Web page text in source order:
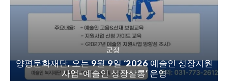
군정
양평문화재단, 오는 9월 9일 ‘2026 예술인 성장지원
사업-예술인 성장살롱’ 운영